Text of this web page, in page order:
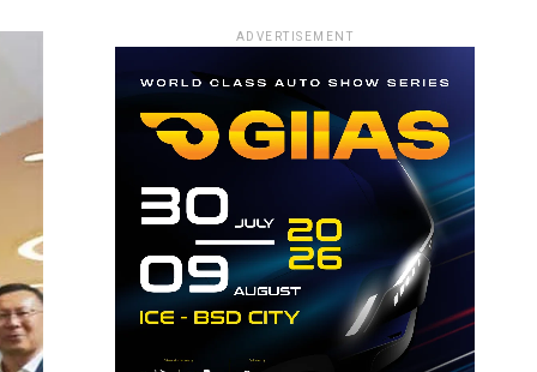
ADVERTISEMENT